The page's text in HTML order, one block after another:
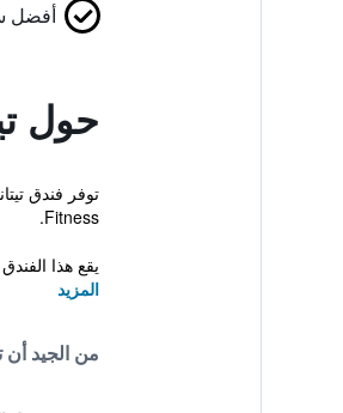
أفضل
حول
Fitness.
يقع هذا
المزيد
من الجيد أن